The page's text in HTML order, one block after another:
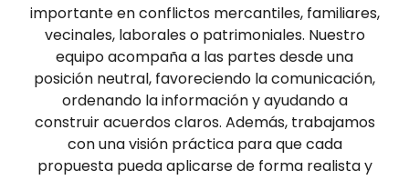
importante en conflictos mercantiles, familiares,
vecinales, laborales o patrimoniales. Nuestro
equipo acompaña a las partes desde una
posición neutral, favoreciendo la comunicación,
ordenando la información y ayudando a
construir acuerdos claros. Además, trabajamos
con una visión práctica para que cada
propuesta pueda aplicarse de forma realista y